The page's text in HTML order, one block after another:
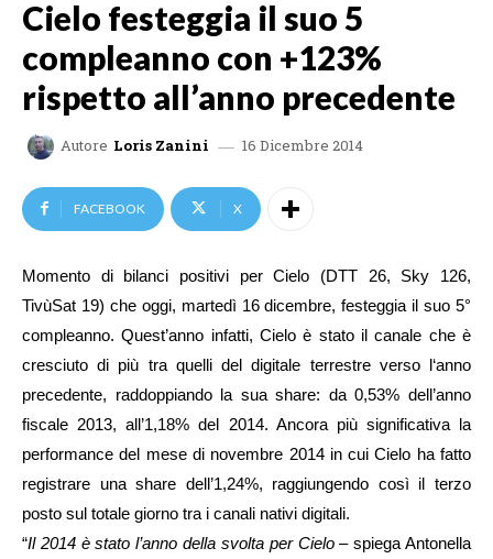
Cielo festeggia il suo 5
compleanno con +123%
rispetto all’anno precedente
Autore Loris Zanini 16 Dicembre 2014
FACEBOOK X
Momento di bilanci positivi per Cielo (DTT 26, Sky 126,
TivùSat 19) che oggi, martedì 16 dicembre, festeggia il suo 5°
compleanno. Quest’anno infatti, Cielo è stato il canale che è
cresciuto di più tra quelli del digitale terrestre verso l‘anno
precedente, raddoppiando la sua share: da 0,53% dell’anno
fiscale 2013, all’1,18% del 2014. Ancora più significativa la
performance del mese di novembre 2014 in cui Cielo ha fatto
registrare una share dell’1,24%, raggiungendo così il terzo
posto sul totale giorno tra i canali nativi digitali.
“Il 2014 è stato l’anno della svolta per Cielo– spiega Antonella